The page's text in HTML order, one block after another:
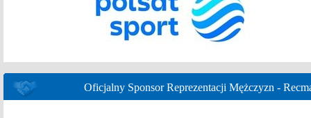
Oficjalny Sponsor Reprezentacji Mężczyzn -